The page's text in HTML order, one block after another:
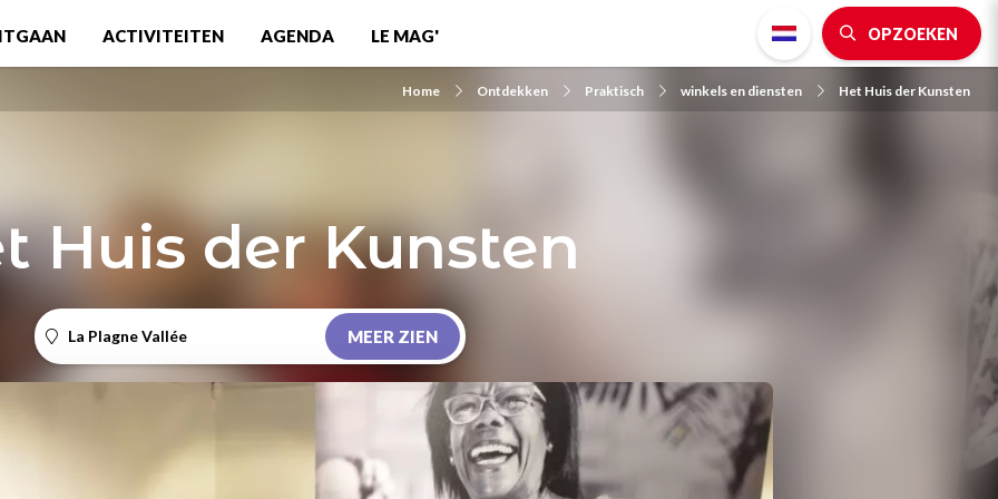
ACTIVITEITEN AGENDA LE MAG' OPZOEKEN
Home Ontdekken Praktisch winkels en diensten Het Huis der Kunsten
Huis der Kunsten
La Plagne Vallée MEER ZIEN